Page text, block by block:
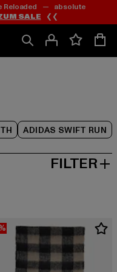
Reloaded — absolute
SALE ❮❮
ADIDAS SWIFT RUN
FILTER